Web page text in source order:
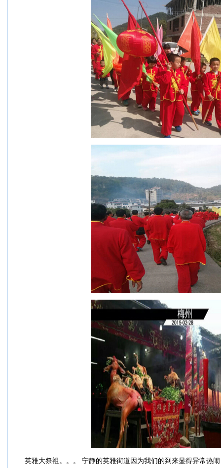
英雅大祭祖。。。 宁静的英雅街道因为我们的到来显得异常热闹